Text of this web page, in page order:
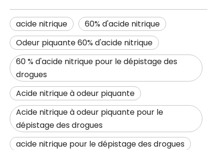
acide nitrique
60% d'acide nitrique
Odeur piquante 60% d'acide nitrique
60 % d'acide nitrique pour le dépistage des
drogues
Acide nitrique à odeur piquante
Acide nitrique à odeur piquante pour le
dépistage des drogues
acide nitrique pour le dépistage des drogues